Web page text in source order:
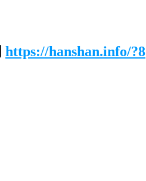
https://hanshan.info/?8